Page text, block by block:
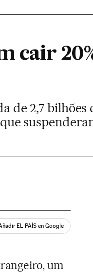
cair
de 2,7 bilhões
EL PAÍS en Google
um